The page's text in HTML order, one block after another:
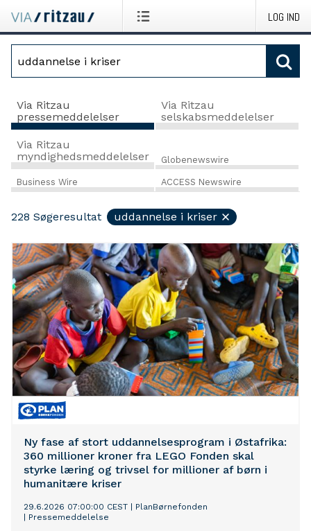
LOG IND
Via Ritzau
pressemeddelelser
Via Ritzau
selskabsmeddelelser
Via Ritzau
myndighedsmeddelelser
Globenewswire
Business Wire ACCESS Newswire
228 Søgeresultat uddannelse i kriser
Ny fase af stort uddannelsesprogram i Østafrika:
360 millioner kroner fra LEGO Fonden skal
styrke læring og trivsel for millioner af børn i
humanitære kriser
29.6.2026 07:00:00 CEST
PlanBørnefonden
Pressemeddelelse